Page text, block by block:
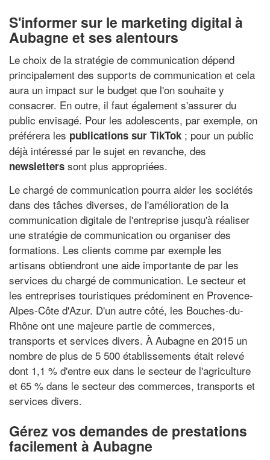
S'informer sur le marketing digital à
Aubagne et ses alentours
Le choix de la stratégie de communication dépend
principalement des supports de communication et cela
aura un impact sur le budget que l'on souhaite y
consacrer. En outre, il faut également s'assurer du
public envisagé. Pour les adolescents, par exemple, on
préférera les publications sur TikTok ; pour un public
déjà intéressé par le sujet en revanche, des
newsletters sont plus appropriées.
Le chargé de communication pourra aider les sociétés
dans des tâches diverses, de l'amélioration de la
communication digitale de l'entreprise jusqu'à réaliser
une stratégie de communication ou organiser des
formations. Les clients comme par exemple les
artisans obtiendront une aide importante de par les
services du chargé de communication. Le secteur et
les entreprises touristiques prédominent en Provence-
Alpes-Côte d'Azur. D'un autre côté, les Bouches-du-
Rhône ont une majeure partie de commerces,
transports et services divers. À Aubagne en 2015 un
nombre de plus de 5 500 établissements était relevé
dont 1,1 % d'entre eux dans le secteur de l'agriculture
et 65 % dans le secteur des commerces, transports et
services divers.
Gérez vos demandes de prestations
facilement à Aubagne